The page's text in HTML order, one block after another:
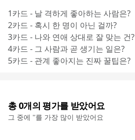
1카드 - 날 격하게 좋아하는 사람은?
2카드 - 혹시 한 명이 아닌 걸까?
3카드 - 나와 연애 상대로 잘 맞는 건?
4카드 - 그 사람과 곧 생기는 일은?
5카드 - 관계 좋아지는 진짜 꿀팁은?
총0개의 평가를 받았어요
그 중에 ''를 가장 많이 받았어요